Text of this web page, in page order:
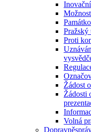
Proti
Žádost
Žádosti
Volná